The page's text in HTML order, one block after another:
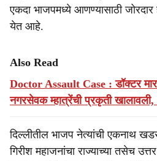
एकदा भाजपमध्ये आणण्यासाठी
येत आहे.
Also Read
Doctor Assault Case : डॉक्टर
नगरसेवक म्हात्रेंची प्रकृती
दिल्लीतील भाजप नेत्यांची एकनाथ
गिरीश महाजनांचा राज्याच्या तसेच उत्तर